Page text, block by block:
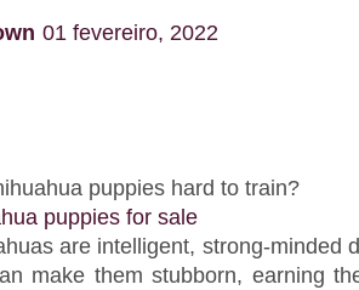
01 fevereiro, 2022
puppies hard to train?
puppies for sale
are intelligent, strong-minded
make them stubborn, earning